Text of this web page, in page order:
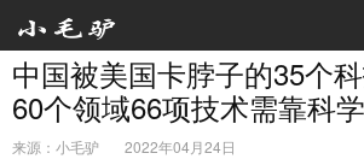
中国被美国卡脖子的35个
60个领域66项技术需靠科
来源：小毛驴 2022年04月24日